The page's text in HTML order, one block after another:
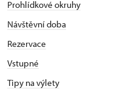
Prohlídkové okruhy
Návštěvní doba
Rezervace
Vstupné
Tipy na výlety